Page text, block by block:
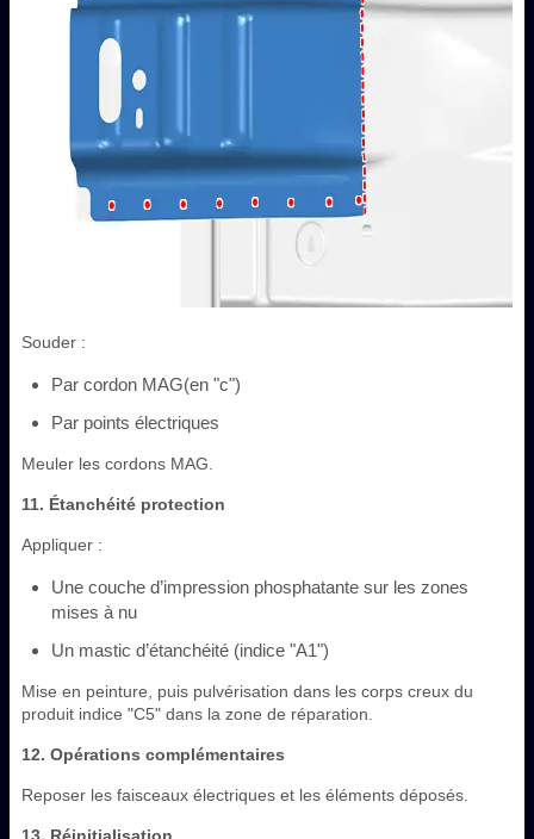
Souder :
Par cordon MAG(en "c")
Par points électriques
Meuler les cordons MAG.
11. Étanchéité protection
Appliquer :
Une couche d’impression phosphatante sur les zones
mises à nu
Un mastic d’étanchéité (indice "A1")
Mise en peinture, puis pulvérisation dans les corps creux du
produit indice "C5" dans la zone de réparation.
12. Opérations complémentaires
Reposer les faisceaux électriques et les éléments déposés.
13. Réinitialisation